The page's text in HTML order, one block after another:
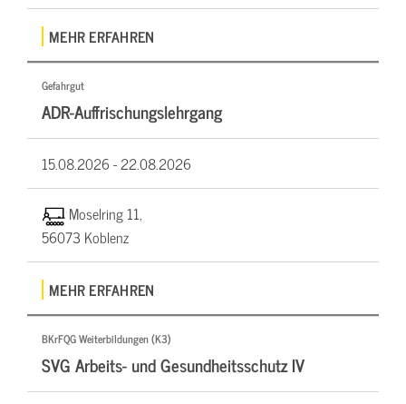
MEHR ERFAHREN
Gefahrgut
ADR-Auffrischungslehrgang
15.08.2026 -22.08.2026
Moselring 11,
56073 Koblenz
MEHR ERFAHREN
BKrFQG Weiterbildungen (K3)
SVG Arbeits- und Gesundheitsschutz IV